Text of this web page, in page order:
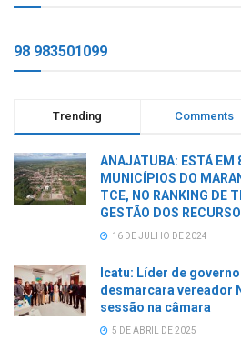
98 983501099
Trending Comments
ANAJATUBA: ESTÁ EM
MUNICÍPIOS DO
TCE, NO RANKING DE
GESTÃO DOS
16 DE JULHO DE 2024
Icatu: Líder de
desmarcara vereador
sessão na câmara
5 DE ABRIL DE 2025